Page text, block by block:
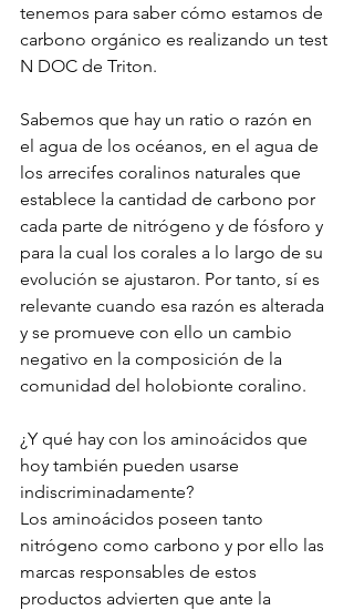
tenemos para saber cómo estamos de
carbono orgánico es realizando un test
N DOC de Triton.
Sabemos que hay un ratio o razón en
el agua de los océanos, en el agua de
los arrecifes coralinos naturales que
establece la cantidad de carbono por
cada parte de nitrógeno y de fósforo y
para la cual los corales a lo largo de su
evolución se ajustaron. Por tanto, sí es
relevante cuando esa razón es alterada
y se promueve con ello un cambio
negativo en la composición de la
comunidad del holobionte coralino.
¿Y qué hay con los aminoácidos que
hoy también pueden usarse
indiscriminadamente?
Los aminoácidos poseen tanto
nitrógeno como carbono y por ello las
marcas responsables de estos
productos advierten que ante la